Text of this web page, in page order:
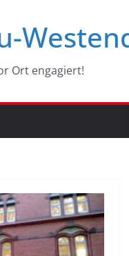
Ort engagiert!